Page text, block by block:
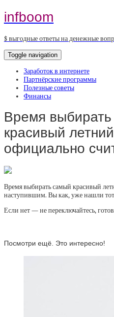
infboom
$ выгодные ответы на денежные
Toggle navigation
Заработок в интернете
Партнёрские программы
Полезные советы
Финансы
Время
красивый
официально
Время выбирать самый красивый
наступившим. Вы как, уже нашли
Если нет — не переключайтесь,
Посмотри ещё. Это интересно!